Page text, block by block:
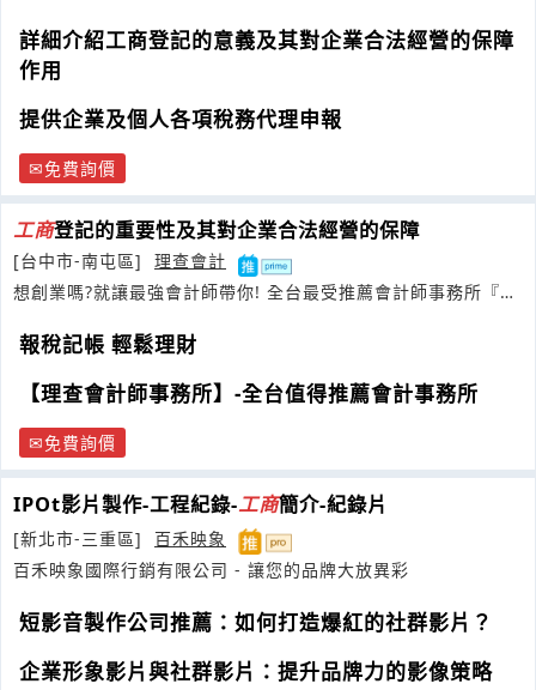
詳細介紹工商登記的意義及其對企業合法經營的保障
作用
提供企業及個人各項稅務代理申報
免費詢價
工商登記的重要性及其對企業合法經營的保障
[台中市-南屯區]
理查會計
想創業嗎?就讓最強會計師帶你! 全台最受推薦會計師事務所『理
報稅記帳 輕鬆理財
【理查會計師事務所】-全台值得推薦會計事務所
免費詢價
IPOt影片製作-工程紀錄-工商簡介-紀錄片
[新北市-三重區]
百禾映象
百禾映象國際行銷有限公司 - 讓您的品牌大放異彩
短影音製作公司推薦：如何打造爆紅的社群影片？
企業形象影片與社群影片：提升品牌力的影像策略